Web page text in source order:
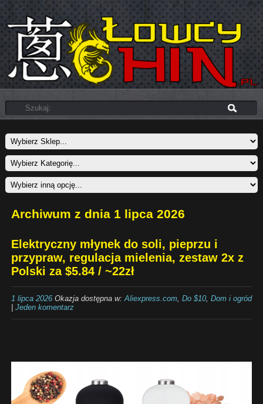
Archiwum z dnia 1 lipca 2026
Elektryczny młynek do soli, pieprzu i
przypraw, regulacja mielenia, zestaw 2x z
Polski za $5.84 / ~22zł
1 lipca 2026Okazja dostępna w:Aliexpress.com, Do $10, Dom i ogród
Jeden komentarz